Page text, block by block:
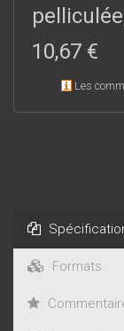
10,67 €
Les
Formats